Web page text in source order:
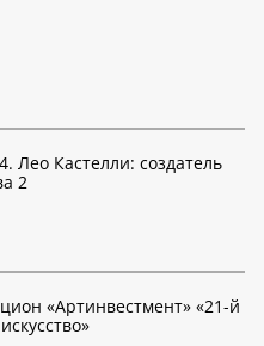
Лео Кастелли: создатель
2
«Артинвестмент» «21-й